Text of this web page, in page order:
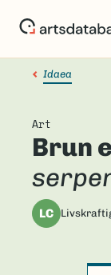
Idaea
Art
Brun
LC